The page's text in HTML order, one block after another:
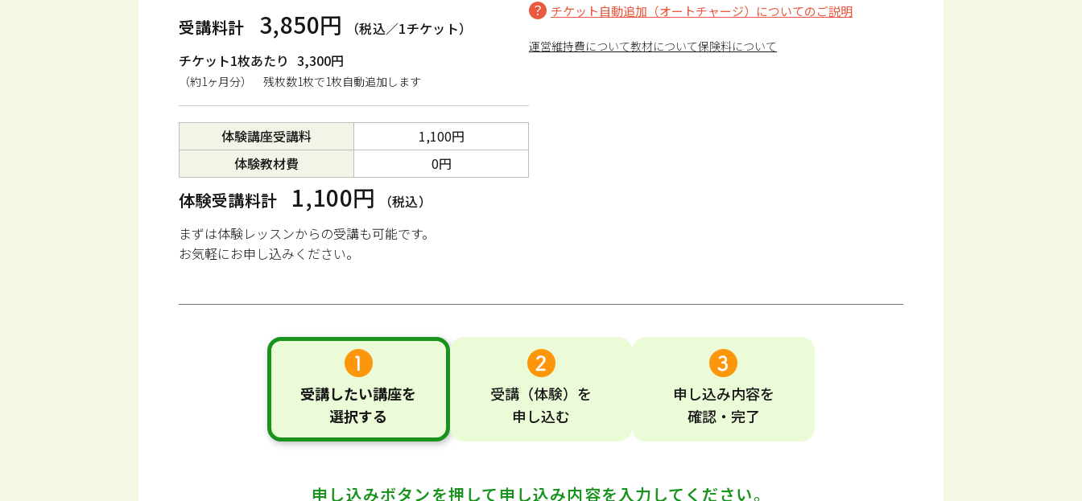
受講料計 3,850円
（税込／1チケット）
チケット1枚あたり 3,300円
（約1ヶ月分） 残枚数1枚で1枚自動追加します
体験講座受講料
1,100円
体験教材費
0円
体験受講料計 1,100円
（税込）
まずは体験レッスンからの受講も可能です。
お気軽にお申し込みください。
チケット自動追加（オートチャージ）についてのご説明
運営維持費について教材について保険料について
受講したい講座を
選択する
受講 （体験） を
申し込む
申し込み内容を
確認・完了
申し込みボタンを押して申し込み内容を入力してください。